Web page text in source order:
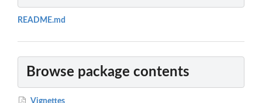
README.md
Browse package contents
Vignettes